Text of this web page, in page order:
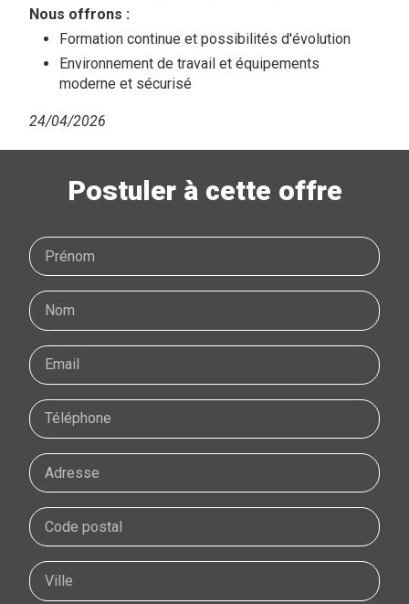
Nous offrons :
Formation continue et possibilités d'évolution
Environnement de travail et équipements
moderne et sécurisé
24/04/2026
Postuler à cette offre